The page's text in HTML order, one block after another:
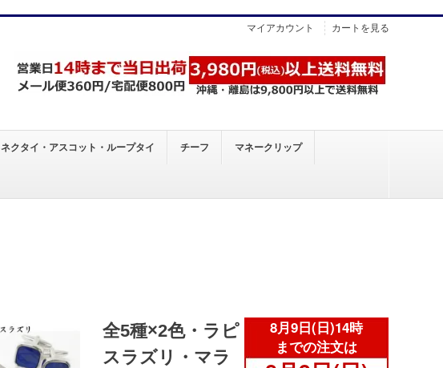
マイアカウント カートを見る
ネクタイ・アスコット・ループタイ チーフ マネークリップ
全5種×2色・ラピ
スラズリ・マラ